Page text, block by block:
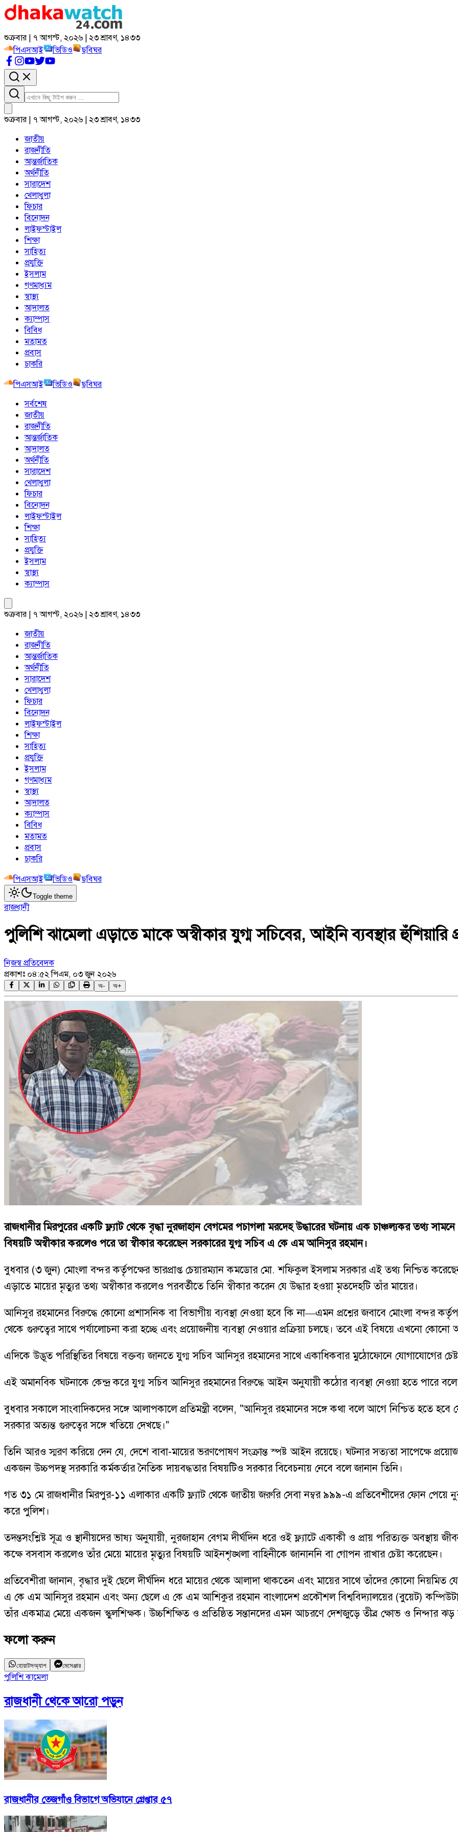
শুক্রবার | ৭ আগস্ট, ২০২৬ | ২৩ শ্রাবণ, ১৪৩৩
পিএসআই
ভিডিও ছবিঘর
শুক্রবার | ৭ আগস্ট, ২০২৬ | ২৩ শ্রাবণ, ১৪৩৩
জাতীয়
রাজনীতি
আন্তর্জাতিক
অর্থনীতি
সারাদেশ
খেলাধুলা
ফিচার
বিনোদন
লাইফস্টাইল
শিক্ষা
সাহিত্য
প্রযুক্তি
ইসলাম
গণমাধ্যম
স্বাস্থ্য
আদালত
ক্যাম্পাস
বিবিধ
মতামত
প্রবাস
চাকরি
পিএসআই
ভিডিও
ছবিঘর
সর্বশেষ
জাতীয়
রাজনীতি
আন্তর্জাতিক
আদালত
অর্থনীতি
সারাদেশ
খেলাধুলা
ফিচার
বিনোদন
লাইফস্টাইল
শিক্ষা
সাহিত্য
প্রযুক্তি
ইসলাম
স্বাস্থ্য
ক্যাম্পাস
শুক্রবার | ৭ আগস্ট, ২০২৬ | ২৩ শ্রাবণ, ১৪৩৩
জাতীয়
রাজনীতি
আন্তর্জাতিক
অর্থনীতি
সারাদেশ
খেলাধুলা
ফিচার
বিনোদন
লাইফস্টাইল
শিক্ষা
সাহিত্য
প্রযুক্তি
ইসলাম
গণমাধ্যম
স্বাস্থ্য
আদালত
ক্যাম্পাস
বিবিধ
মতামত
প্রবাস
চাকরি
পিএসআই
ভিডিও ছবিঘর
Toggle theme
রাজধানী
পুলিশি ঝামেলা এড়াতে মাকে অস্বীকার যুগ্ম সচিবের, আইনি ব্যবস্থার হুঁশিয়ারি
নিজস্ব প্রতিবেদক
প্রকাশঃ ০৪:৫২ পিএম, ০৩ জুন ২০২৬
অ- অ+
রাজধানীর মিরপুরের একটি ফ্ল্যাট থেকে বৃদ্ধা নুরজাহান বেগমের পচাগলা মরদেহ উদ্ধারের ঘটনায় এক চাঞ্চল্যকর তথ্য
বিষয়টি অস্বীকার করলেও পরে তা স্বীকার করেছেন সরকারের যুগ্ম সচিব এ কে এম আনিসুর রহমান।
বুধবার (৩ জুন) মোংলা বন্দর কর্তৃপক্ষের ভারপ্রাপ্ত চেয়ারম্যান কমডোর মো. শফিকুল ইসলাম সরকার এই তথ্য নিশ্চিত
এড়াতে মায়ের মৃত্যুর তথ্য অস্বীকার করলেও পরবর্তীতে তিনি স্বীকার করেন যে উদ্ধার হওয়া মৃতদেহটি তাঁর মায়ের।
আনিসুর রহমানের বিরুদ্ধে কোনো প্রশাসনিক বা বিভাগীয় ব্যবস্থা নেওয়া হবে কি না—এমন প্রশ্নের জবাবে মোংলা বন্দর
থেকে গুরুত্বের সাথে পর্যালোচনা করা হচ্ছে এবং প্রয়োজনীয় ব্যবস্থা নেওয়ার প্রক্রিয়া চলছে। তবে এই বিষয়ে এখনো কোনো
এদিকে উদ্ভূত পরিস্থিতির বিষয়ে বক্তব্য জানতে যুগ্ম সচিব আনিসুর রহমানের সাথে একাধিকবার মুঠোফোনে যোগাযোগের
এই অমানবিক ঘটনাকে কেন্দ্র করে যুগ্ম সচিব আনিসুর রহমানের বিরুদ্ধে আইন অনুযায়ী কঠোর ব্যবস্থা নেওয়া হতে পারে বলে
বুধবার সকালে সাংবাদিকদের সঙ্গে আলাপকালে প্রতিমন্ত্রী বলেন, "আনিসুর রহমানের সঙ্গে কথা বলে আগে নিশ্চিত হতে হবে
সরকার অত্যন্ত গুরুত্বের সঙ্গে খতিয়ে দেখছে।"
তিনি আরও স্মরণ করিয়ে দেন যে, দেশে বাবা-মায়ের ভরণপোষণ সংক্রান্ত স্পষ্ট আইন রয়েছে। ঘটনার সত্যতা সাপেক্ষে
একজন উচ্চপদস্থ সরকারি কর্মকর্তার নৈতিক দায়বদ্ধতার বিষয়টিও সরকার বিবেচনায় নেবে বলে জানান তিনি।
গত ৩১ মে রাজধানীর মিরপুর-১১ এলাকার একটি ফ্ল্যাট থেকে জাতীয় জরুরি সেবা নম্বর ৯৯৯-এ প্রতিবেশীদের ফোন পেয়ে
করে পুলিশ।
তদন্তসংশ্লিষ্ট সূত্র ও স্থানীয়দের ভাষ্য অনুযায়ী, নুরজাহান বেগম দীর্ঘদিন ধরে ওই ফ্ল্যাটে একাকী ও প্রায় পরিত্যক্ত
কক্ষে বসবাস করলেও তাঁর মেয়ে মায়ের মৃত্যুর বিষয়টি আইনশৃঙ্খলা বাহিনীকে জানাননি বা গোপন রাখার চেষ্টা করেছেন।
প্রতিবেশীরা জানান, বৃদ্ধার দুই ছেলে দীর্ঘদিন ধরে মায়ের থেকে আলাদা থাকতেন এবং মায়ের সাথে তাঁদের কোনো
এ কে এম আনিসুর রহমান এবং অন্য ছেলে এ কে এম আশিকুর রহমান বাংলাদেশ প্রকৌশল বিশ্ববিদ্যালয়ের (বুয়েট) কম্পিউটার
তাঁর একমাত্র মেয়ে একজন স্কুলশিক্ষক। উচ্চশিক্ষিত ও প্রতিষ্ঠিত সন্তানদের এমন আচরণে দেশজুড়ে তীব্র ক্ষোভ ও নিন্দার ঝড়
ফলো করুন
হোয়াটসঅ্যাপ মেসেঞ্জার
পুলিশি ঝামেলা
রাজধানীথেকে আরো পড়ুন
রাজধানীর তেজগাঁও বিভাগে অভিযানে গ্রেপ্তার ৫৭